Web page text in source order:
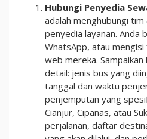
Hubungi Penyedia
adalah menghubungi tim
penyedia layanan. Anda
WhatsApp, atau
web mereka.
detail: jenis bus yang
tanggal dan waktu
penjemputan yang
Cianjur, Cipanas, atau
perjalanan, daftar